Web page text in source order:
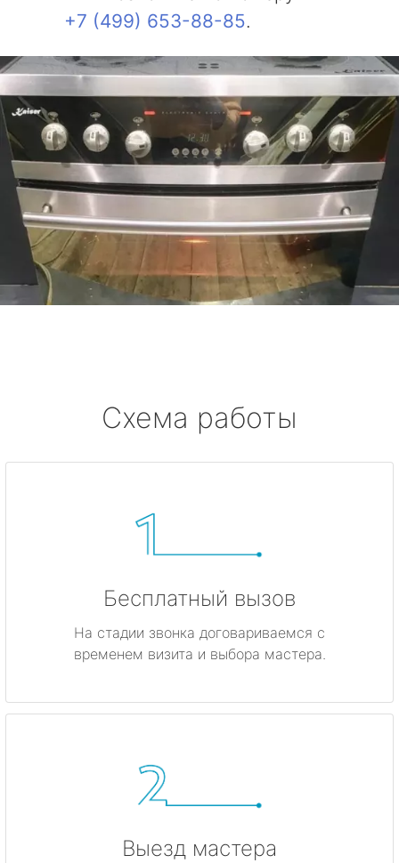
+7 (499) 653-88-85.
Схема работы
Бесплатный вызов
На стадии звонка договариваемся с
временем визита и выбора мастера.
Выезд мастера